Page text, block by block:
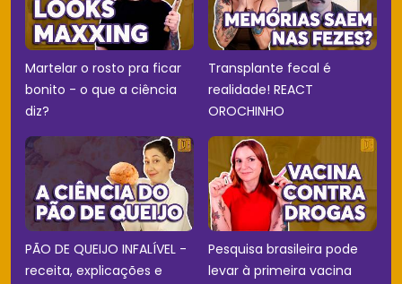
Martelar o rosto pra ficar
bonito - o que a ciência
diz?
Transplante fecal é
realidade! REACT
OROCHINHO
PÃO DE QUEIJO INFALÍVEL -
receita, explicações e
Pesquisa brasileira pode
levar à primeira vacina